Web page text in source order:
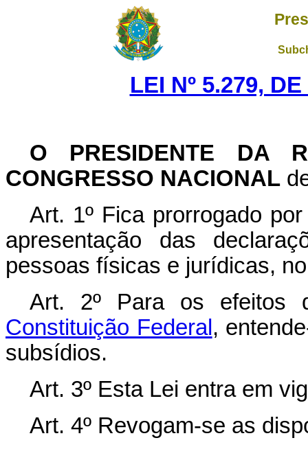
LEI Nº 5.279,
O PRESIDENTE DA
CONGRESSO NACIONAL
Art. 1º Fica prorrogado
apresentação das
pessoas físicas e jurídicas,
Art. 2º Para os efeitos
Constituição Federal ,
subsídios.
Art. 3º Esta Lei entra em
Art. 4º Revogam-se as